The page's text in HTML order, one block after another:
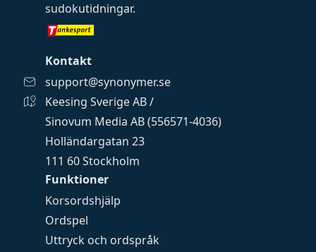
Funktioner
Korsordshjälp
Ordspel
Uttryck och ordspråk
sudokutidningar.
Kontakt
support@synonymer.se
Keesing Sverige AB /
Sinovum Media AB (556571-4036)
Holländargatan 23
111 60 Stockholm